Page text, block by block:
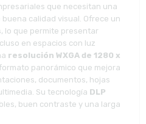
que necesitan una
calidad visual. Ofrece un
, lo que permite presentar
en espacios con luz
resolución WXGA de 1280 x
panorámico que mejora
documentos, hojas
Su tecnología DLP
buen contraste y una larga